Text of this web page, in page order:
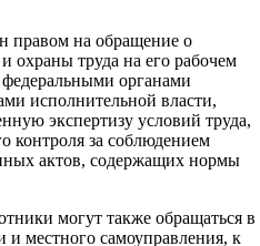
правом на обращение о
охраны труда на его рабочем
органами
исполнительной власти,
экспертизу условий труда,
контроля за соблюдением
актов, содержащих нормы
могут также обращаться в
и местного самоуправления, к